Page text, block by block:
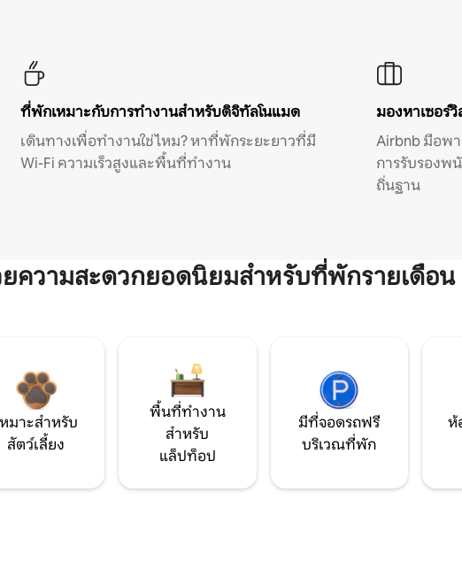
ที่พักเหมาะกับการทำงานสำหรับดิจิทัลโนแมด
เดินทางเพื่อทำงานใช่ไหม? หาที่พักระยะยาวที่มี
Wi-Fi ความเร็วสูงและพื้นที่ทำงาน
มองหาเซอร์
Airbnb มีอพ
การรับรองพ
ถิ่นฐาน
ยความสะดวกยอดนิยมสำหรับที่พักรายเดือน
หมาะสำหรับ
สัตว์เลี้ยง
พื้นที่ทำงาน
สำหรับ
แล็ปท็อป
มีที่จอดรถฟรี
บริเวณที่พัก
ห้